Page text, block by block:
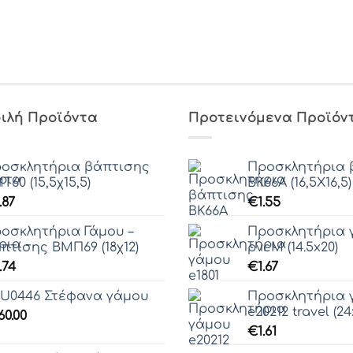
Προϊόντα
βάπτισης
(15,5χ15,5)
Γάμου –
ΒΜΠ69 (18χ12)
Στέφανα γάμου
Προτεινόμενα
Προσκλητήρια
ΒΚ66Α (16,5Χ16,5)
€1.55
Προσκλητήρια
pvcM (14.5x20)
€1.67
Προσκλητήρια
e20212 travel
€1.61